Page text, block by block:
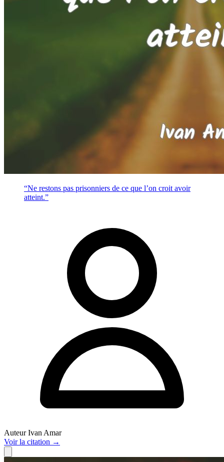
“Ne restons pas prisonniers de ce que l’on croit avoir
atteint.”
Auteur Ivan Amar
Voirla citation →